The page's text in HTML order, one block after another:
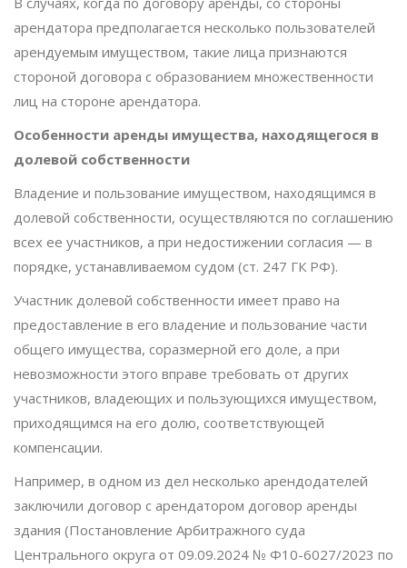
арендатора предполагается несколько пользователей
арендуемым имуществом, такие лица признаются
стороной договора с образованием множественности
лиц на стороне арендатора.
Особенности аренды имущества, находящегося в
долевой собственности
Владение и пользование имуществом, находящимся в
долевой собственности, осуществляются по соглашению
всех ее участников, а при недостижении согласия — в
порядке, устанавливаемом судом (ст. 247 ГК РФ).
Участник долевой собственности имеет право на
предоставление в его владение и пользование части
общего имущества, соразмерной его доле, а при
невозможности этого вправе требовать от других
участников, владеющих и пользующихся имуществом,
приходящимся на его долю, соответствующей
компенсации.
Например, в одном из дел несколько арендодателей
заключили договор с арендатором договор аренды
здания (Постановление Арбитражного суда
Центрального округа от 09.09.2024 № Ф10-6027/2023 по